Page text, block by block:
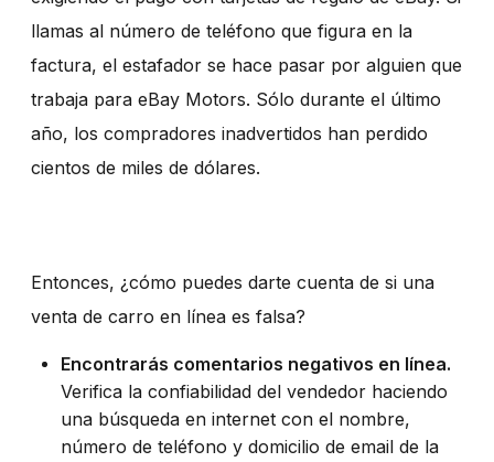
llamas al número de teléfono que figura en la
factura, el estafador se hace pasar por alguien que
trabaja para eBay Motors. Sólo durante el último
año, los compradores inadvertidos han perdido
cientos de miles de dólares.
Entonces, ¿cómo puedes darte cuenta de si una
venta de carro en línea es falsa?
Encontrarás comentarios negativos en línea.
Verifica la confiabilidad del vendedor haciendo
una búsqueda en internet con el nombre,
número de teléfono y domicilio de email de la